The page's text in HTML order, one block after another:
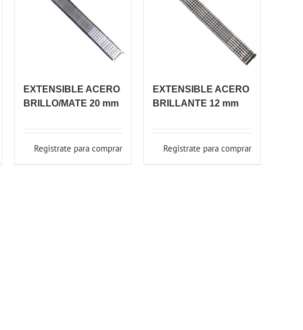
EXTENSIBLE ACERO
BRILLO/MATE 20 mm
Registrate para comprar
EXTENSIBLE ACERO
BRILLANTE 12 mm
Registrate para comprar